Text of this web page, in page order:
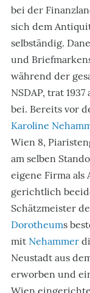
bei der
sich dem
selbständig.
und
während der
NSDAP, trat
bei. Bereits vor
Karoline
Wien 8,
am selben
eigene Firma als
gerichtlich
Schätzmeister
Dorotheums
mit Nehammer
Neustadt aus
erworben und
Wien